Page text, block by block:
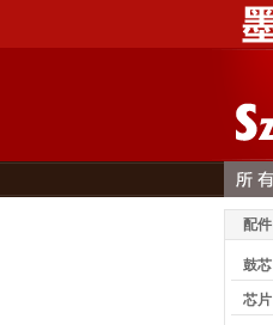
配件
鼓芯
芯片